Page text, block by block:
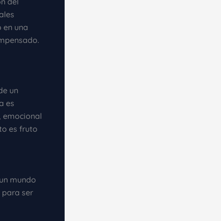
en una
un
es
emocional
es fruto
mundo
para ser